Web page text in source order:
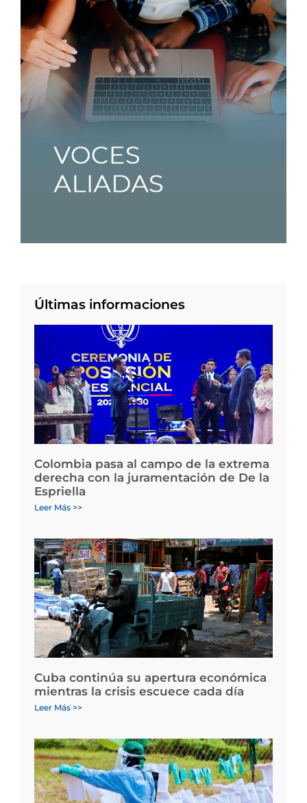
Últimas informaciones
Colombia pasa al campo de la extrema
derecha con la juramentación de De la
Espriella
Leer Más >>
Cuba continúa su apertura económica
mientras la crisis escuece cada día
Leer Más >>